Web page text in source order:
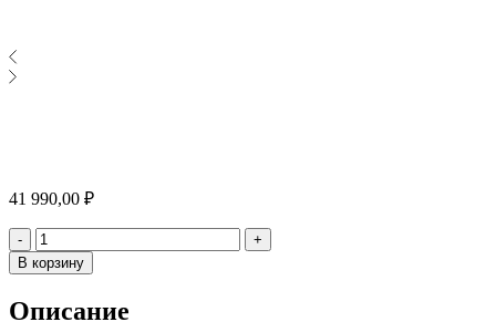
41 990,00 ₽
- Количество
+
В корзину
Описание